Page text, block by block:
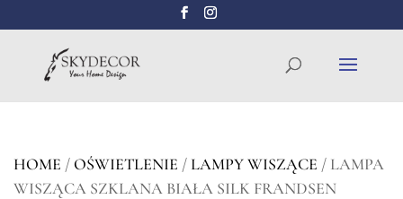
HOME /OŚWIETLENIE /LAMPY WISZĄCE / LAMPA
WISZĄCA SZKLANA BIAŁA SILK FRANDSEN